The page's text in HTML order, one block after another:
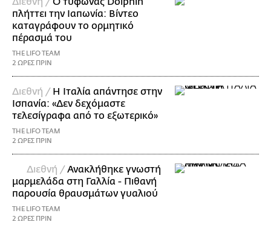
πλήττει την Ιαπωνία: Βίντεο
καταγράφουν το ορμητικό
πέρασμά του
THE LIFO TEAM
2 ΩΡΕΣ ΠΡΙΝ
Διεθνή / Η Ιταλία απάντησε στην
Ισπανία: «Δεν δεχόμαστε
τελεσίγραφα από το εξωτερικό»
THE LIFO TEAM
2 ΩΡΕΣ ΠΡΙΝ
Διεθνή /Ανακλήθηκε γνωστή
μαρμελάδα στη Γαλλία - Πιθανή
παρουσία θραυσμάτων γυαλιού
THE LIFO TEAM
2 ΩΡΕΣ ΠΡΙΝ